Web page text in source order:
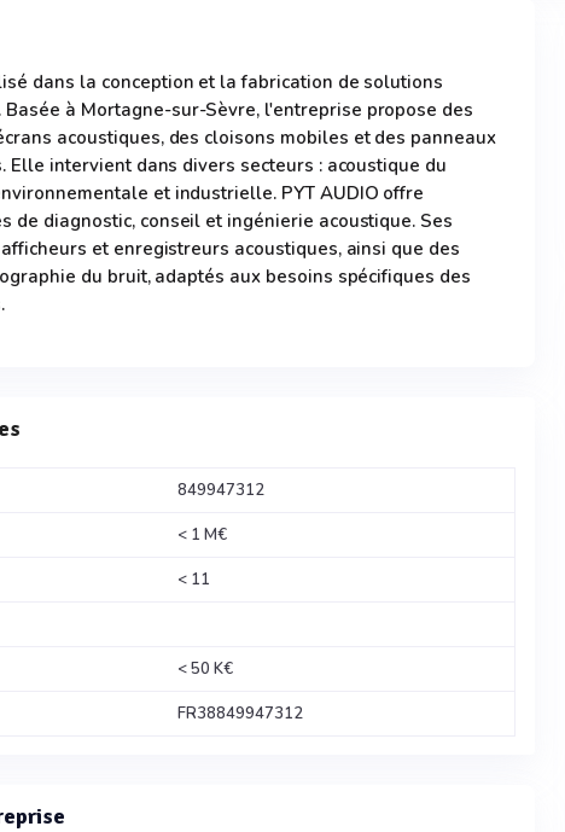
dans la conception et la fabrication de solutions
Basée à Mortagne-sur-Sèvre, l'entreprise propose des
acoustiques, des cloisons mobiles et des panneaux
Elle intervient dans divers secteurs : acoustique du
et industrielle. PYT AUDIO offre
de diagnostic, conseil et ingénierie acoustique. Ses
et enregistreurs acoustiques, ainsi que des
du bruit, adaptés aux besoins spécifiques des
849947312
< 1 M€
< 11
< 50 K€
FR38849947312